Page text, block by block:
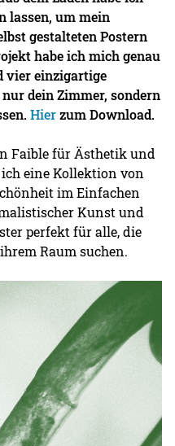
lassen, um mein
gestalteten Postern
habe ich mich genau
vier einzigartige
dein Zimmer, sondern
Hierzum Download.
Faible für Ästhetik und
ich eine Kollektion von
im Einfachen
Kunst und
perfekt für alle, die
Raum suchen.